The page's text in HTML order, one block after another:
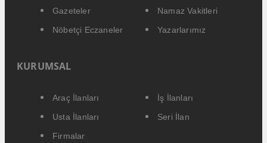
Gazeteler
Namaz Vakitleri
Nöbetçi Eczaneler
Yazarlarımız
KURUMSAL
Araç İlanları
İş İlanları
Usta İlanları
Seri İlan
Firmalar